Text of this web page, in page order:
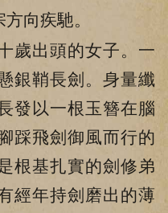
向疾馳。
出頭的女子。一
銀鞘長劍。身量纖
發以一根玉簪在腦
踩飛劍御風而行的
根基扎實的劍修弟
經年持劍磨出的薄